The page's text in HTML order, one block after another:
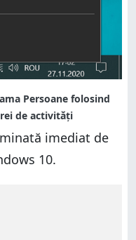
imediat de
10.